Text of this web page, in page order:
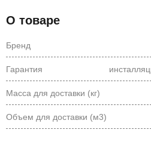
О товаре
Бренд
Гарантия
Масса для доставки (кг)
Объем для доставки (м3)